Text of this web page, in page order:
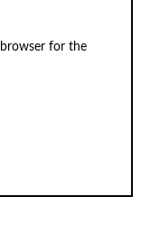
for the